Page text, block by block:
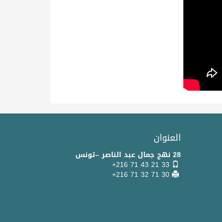
العنوان
28 نهج جمال عبد الناصر –تونس
+216 71 43 21 33
+216 71 32 71 30